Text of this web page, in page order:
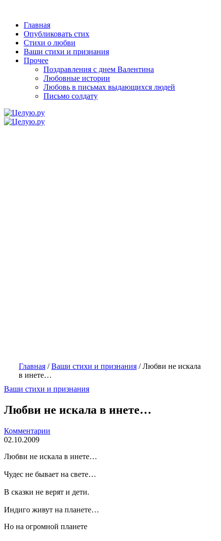
Главная
Опубликовать стих
Стихи о любви
Ваши стихи и признания
Прочее
Поздравления с днем Валентина
Любовные истории
Любовь в письмах выдающихся людей
Письмо солдату
Главная /Ваши стихи и признания /Любви не искала
в инете…
Ваши стихи и признания
Любви не искала в инете…
Комментарии
02.10.2009
Любви не искала в инете…
Чудес не бывает на свете…
В сказки не верят и дети.
Индиго живут на планете…
Но на огромной планете